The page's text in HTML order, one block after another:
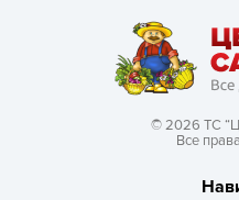
© 2026 ТС
Все